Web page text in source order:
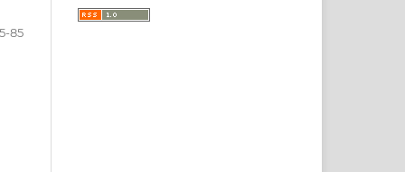
85